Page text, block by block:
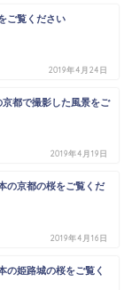
ご覧ください
2019年4月24日
都で撮影した風景をご
2019年4月19日
の京都の桜をご覧くだ
2019年4月16日
の姫路城の桜をご覧く